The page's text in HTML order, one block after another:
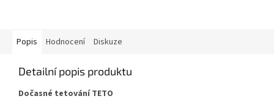
Popis Hodnocení Diskuze
Detailní popis produktu
Dočasné tetování TETO